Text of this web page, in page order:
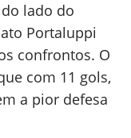
lado do
Portaluppi
confrontos. O
com 11 gols,
a pior defesa